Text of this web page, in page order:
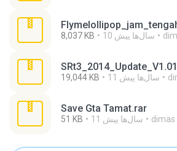
8,037 KB 10 سال‌ها پیش
19,044 KB 11 سال‌ها پیش
Save Gta Tamat.rar
51 KB 11 سال‌ها پیش dimas